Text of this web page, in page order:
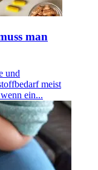
man
und
meist
ein...